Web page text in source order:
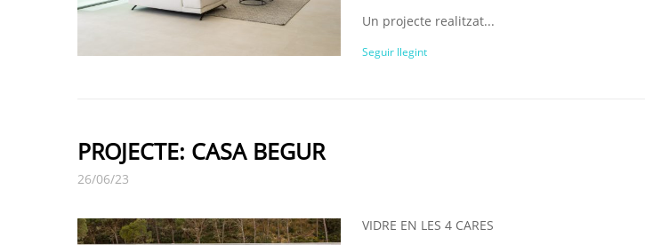
Un projecte realitzat...
Seguir llegint
PROJECTE: CASA BEGUR
26/06/23
VIDRE EN LES 4 CARES